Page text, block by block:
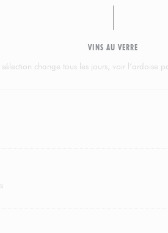
VINS AU VERRE
sélection change tous les jours, voir l’ardoise